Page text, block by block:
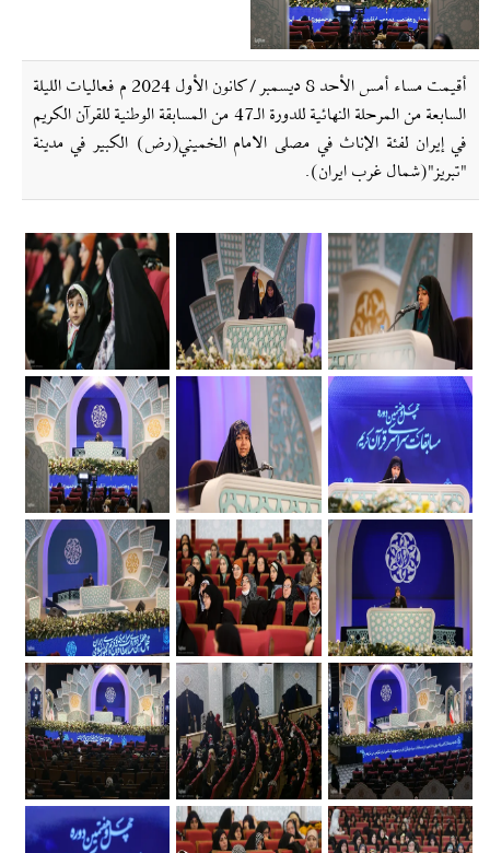
أقيمت مساء أمس الأحد 8 ديسمبر / كانون الأول 2024 م فعاليات الليلة
السابعة من المرحلة النهائية للدورة الـ47 من المسابقة الوطنية للقرآن الكريم
في إیران لفئة الإناث في مصلى الامام الخميني(رض) الكبير في مدينة
"تبريز"(شمال غرب ايران).